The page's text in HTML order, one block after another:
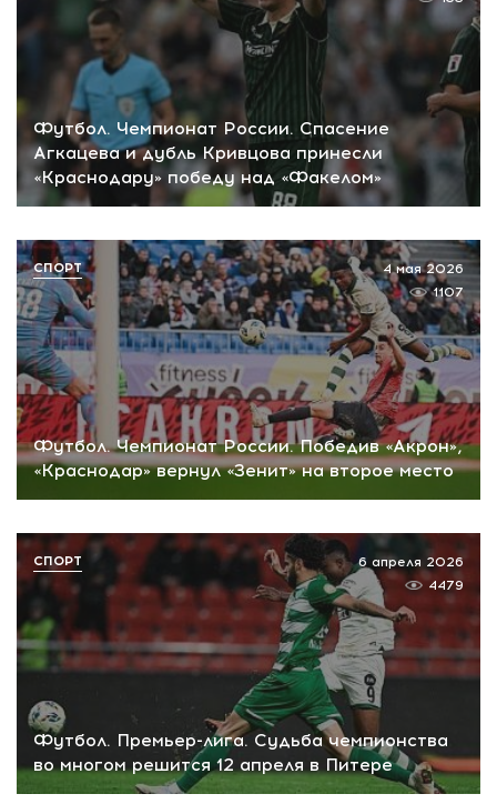
Футбол. Чемпионат России. Спасение
Агкацева и дубль Кривцова принесли
«Краснодару» победу над «Факелом»
Футбол. Чемпионат России. Победив «Акрон»,
«Краснодар» вернул «Зенит» на второе место
4 мая 2026
1107
СПОРТ
Футбол. Премьер-лига. Судьба чемпионства
во многом решится 12 апреля в Питере
6 апреля 2026
4479
СПОРТ